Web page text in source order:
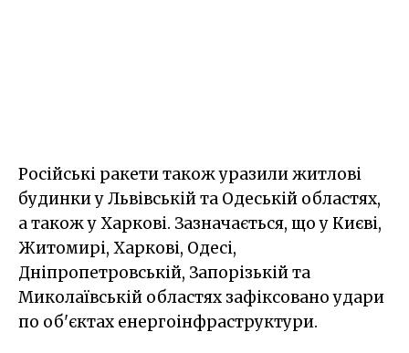
Російські ракети також уразили житлові
будинки у Львівській та Одеській областях,
а також у Харкові. Зазначається, що у Києві,
Житомирі, Харкові, Одесі,
Дніпропетровській, Запорізькій та
Миколаївській областях зафіксовано удари
по об'єктах енергоінфраструктури.